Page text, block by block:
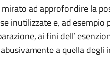
ad approfondire la
inutilizzate e, ad
ai fini dell’
a quella